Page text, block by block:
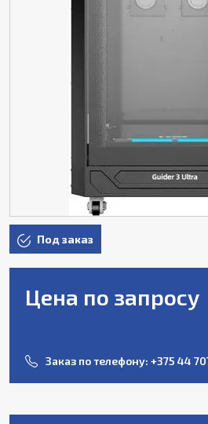
Под заказ
Цена по запросу
Заказ по телефону: +375 44